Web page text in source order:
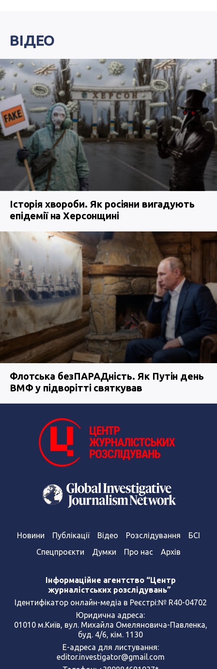
ВІДЕО
Історія хвороби. Як росіяни вигадують
епідемії на Херсонщині
Флотська безПАРАДність. Як Путін день
ВМФ у підворітті святкував
Новини Публікації Відео Розслідування
БСІ
Спецпроєкти
Думки Про нас Архів
Інформаційне агентство “Центр
журналістських розслідувань”
Ідентифікатор онлайн-медіа в Реєстрі:№ R40-04702
Юридична адреса:
01010 м.Київ, вул. Михайла Омеляновича-Павленка,
буд. 4/6, кім. 1130
Е-адреса для листування:
editor.investigator@gmail.com